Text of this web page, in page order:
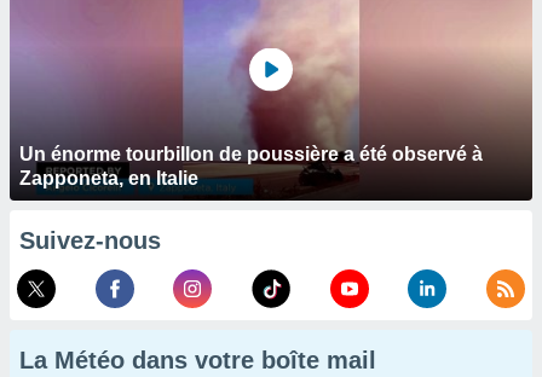
Un énorme tourbillon de poussière a été observé à
Zapponeta, en Italie
Suivez-nous
La Météo dans votre boîte mail